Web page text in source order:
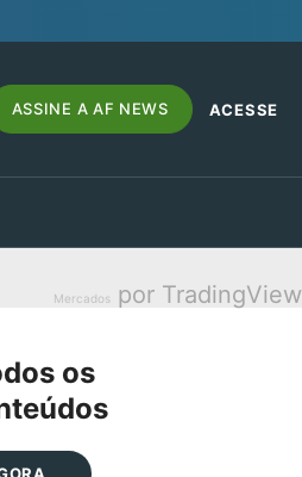
ASSINE A AF NEWS ACESSE
Mercados por TradingView
os